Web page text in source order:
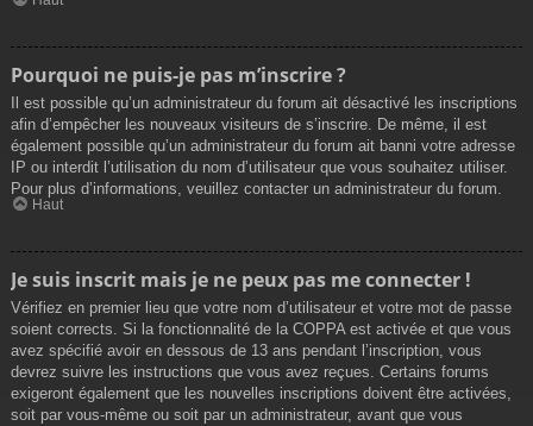
Pourquoi ne puis-je pas m’inscrire ?
Il est possible qu’un administrateur du forum ait désactivé les inscriptions
afin d’empêcher les nouveaux visiteurs de s’inscrire. De même, il est
également possible qu’un administrateur du forum ait banni votre adresse
IP ou interdit l’utilisation du nom d’utilisateur que vous souhaitez utiliser.
Pour plus d’informations, veuillez contacter un administrateur du forum.
Haut
Je suis inscrit mais je ne peux pas me connecter !
Vérifiez en premier lieu que votre nom d’utilisateur et votre mot de passe
soient corrects. Si la fonctionnalité de la COPPA est activée et que vous
avez spécifié avoir en dessous de 13 ans pendant l’inscription, vous
devrez suivre les instructions que vous avez reçues. Certains forums
exigeront également que les nouvelles inscriptions doivent être activées,
soit par vous-même ou soit par un administrateur, avant que vous